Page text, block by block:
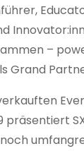
–
Grand
präsentiert